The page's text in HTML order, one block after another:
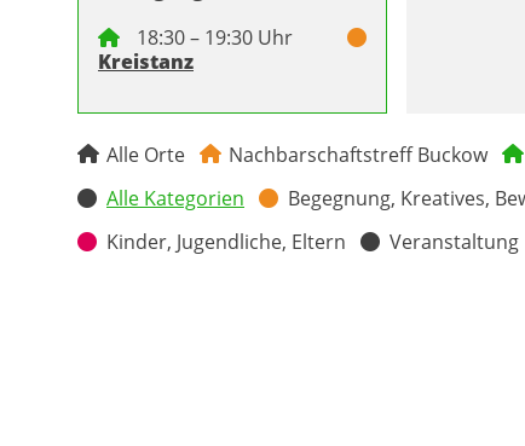
18:30 – 19:30 Uhr
Kreistanz
Alle Orte Nachbarschaftstreff Buckow
Alle Kategorien
Begegnung, Kreatives,
Kinder, Jugendliche, Eltern
Veranstaltung